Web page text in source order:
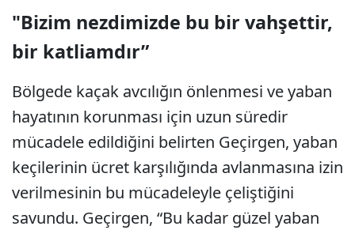
"Bizim nezdimizde bu bir vahşettir,
bir katliamdır”
Bölgede kaçak avcılığın önlenmesi ve yaban
hayatının korunması için uzun süredir
mücadele edildiğini belirten Geçirgen, yaban
keçilerinin ücret karşılığında avlanmasına izin
verilmesinin bu mücadeleyle çeliştiğini
savundu. Geçirgen, “Bu kadar güzel yaban